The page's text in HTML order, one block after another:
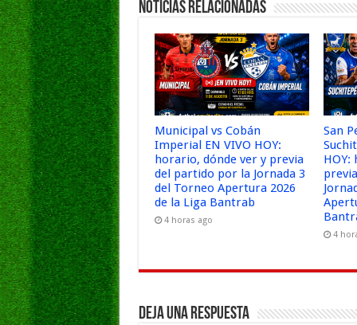
Noticias Relacionadas
Municipal vs Cobán
Imperial EN VIVO HOY:
horario, dónde ver y previa
del partido por la Jornada 3
del Torneo Apertura 2026
de la Liga Bantrab
4 horas ago
San
HOY:
4
Deja una respuesta